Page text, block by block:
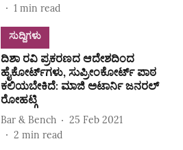
1 min read
ಸುದ್ದಿಗಳು
ದಿಶಾ ರವಿ ಪ್ರಕರಣದ ಆದೇಶದಿಂದ
ಹೈಕೋರ್ಟ್‌ಗಳು, ಸುಪ್ರೀಂಕೋರ್ಟ್ ಪಾಠ
ಕಲಿಯಬೇಕಿದೆ: ಮಾಜಿ ಅಟಾರ್ನಿ ಜನರಲ್
ರೋಹಟ್ಗಿ
Bar & Bench
25 Feb 2021
2 min read